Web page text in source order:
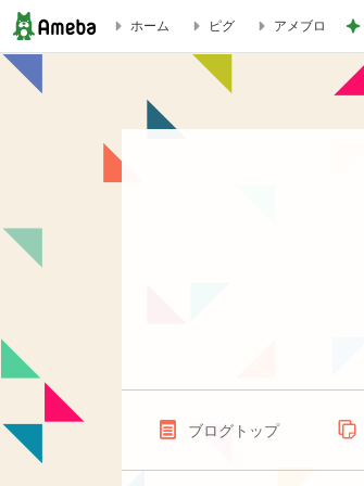
Lotus(断酒中断中)のブログ
ホーム ピグ アメブロ
ブログトップ